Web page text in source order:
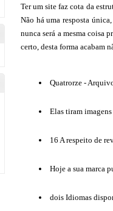
Ter um site faz cota da
Não há uma resposta
nunca será a mesma coisa
certo, desta forma acabam
Quatrorze -
Elas tiram
16 A respeito de
Hoje a sua marca
dois Idiomas